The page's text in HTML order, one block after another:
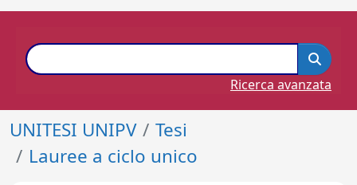
Ricerca avanzata
UNITESI UNIPV
Tesi
Lauree a ciclo unico